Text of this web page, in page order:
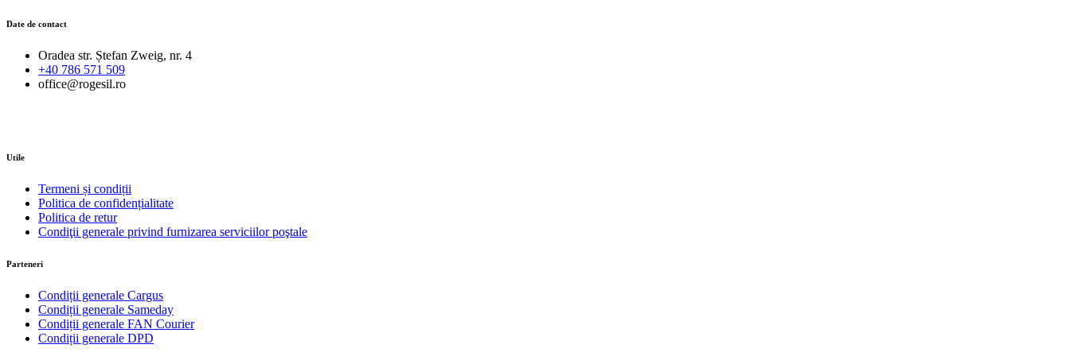
Date de contact
Oradea str. Ștefan Zweig, nr. 4
+40 786 571 509
office@rogesil.ro
Utile
Termeni și condiții
Politica de confidențialitate
Politica de retur
Condiţii generale privind furnizarea serviciilor poştale
Parteneri
Condiții generale Cargus
Condiții generale Sameday
Condiții generale FAN Courier
Condiții generale DPD